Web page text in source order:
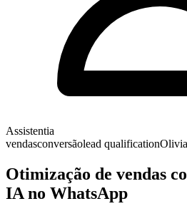
Assistentia
vendasconversãolead qualificationOlivia
Otimização de vendas
IA no WhatsApp